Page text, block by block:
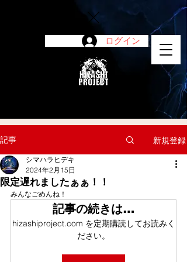
ログイン
記事 新規登録
限定遅れましたぁぁ！！
シマハラヒデキ
2024年2月15日
みんなごめんね！
記事の続きは…
hizashiproject.com を定期購読してお読みく
ださい。